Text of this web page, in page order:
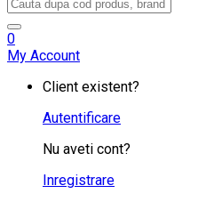
0
My Account
Client existent?
Autentificare
Nu aveti cont?
Inregistrare